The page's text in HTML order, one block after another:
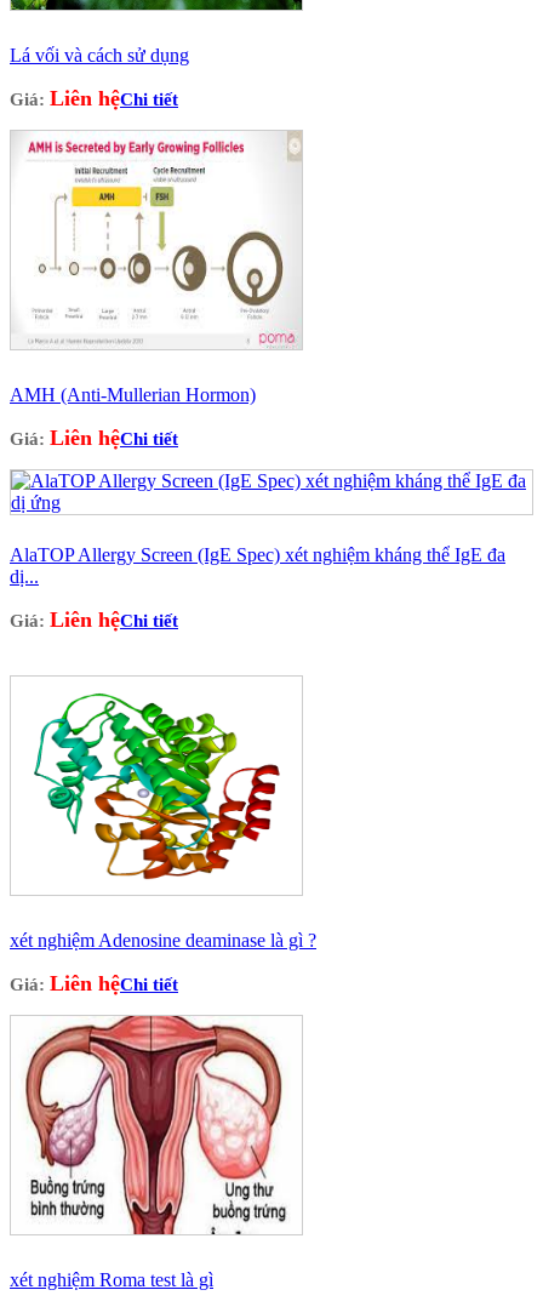
Lá vối và cách sử dụng
Giá: Liên hệChi tiết
AMH (Anti-Mullerian Hormon)
Giá: Liên hệChi tiết
AlaTOP Allergy Screen (IgE Spec) xét nghiệm kháng thể IgE đa
dị...
Giá: Liên hệChi tiết
xét nghiệm Adenosine deaminase là gì ?
Giá: Liên hệChi tiết
xét nghiệm Roma test là gì